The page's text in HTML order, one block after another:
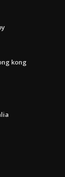
kong